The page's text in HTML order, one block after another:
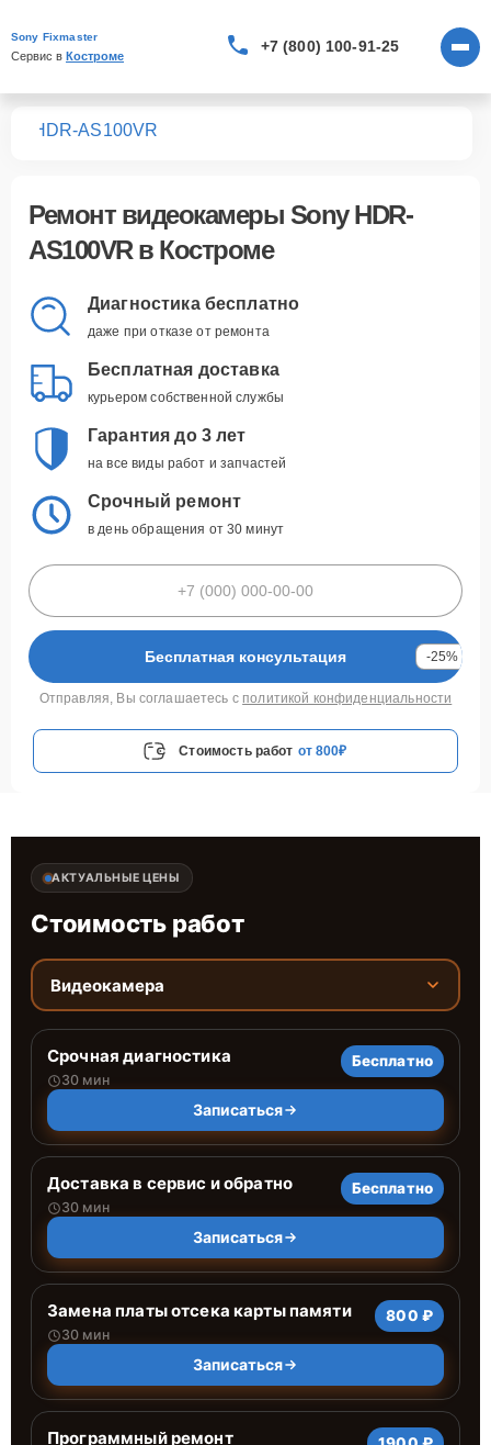
Sony Fixmaster
Сервис в Костроме
+7 (800) 100-91-25
HDR-AS100VR
Ремонт видеокамеры Sony HDR-
AS100VRв Костроме
Диагностика бесплатно
даже при отказе от ремонта
Бесплатная доставка
курьером собственной службы
Гарантия до 3 лет
на все виды работ и запчастей
Срочный ремонт
в день обращения от 30 минут
Бесплатная консультация -25%
Отправляя, Вы соглашаетесь с политикой конфиденциальности
Стоимость работ от 800₽
АКТУАЛЬНЫЕ ЦЕНЫ
Стоимость работ
Видеокамера
Срочная диагностика
30 мин
Бесплатно
Записаться
Доставка в сервис и обратно
30 мин
Бесплатно
Записаться
Замена платы отсека карты памяти
30 мин
800 ₽
Записаться
Программный ремонт